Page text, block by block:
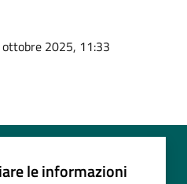
ottobre 2025, 11:33
le informazioni